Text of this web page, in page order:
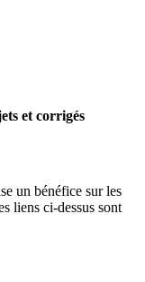
et corrigés
un bénéfice sur les
liens ci-dessus sont